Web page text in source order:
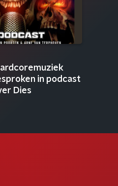
in podcast
Dies